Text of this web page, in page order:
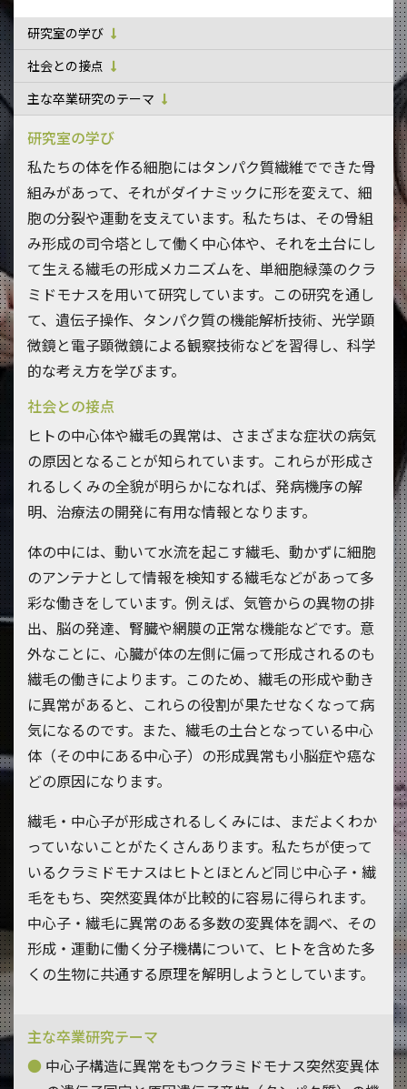
研究室の学び
社会との接点
主な卒業研究のテーマ
研究室の学び
私たちの体を作る細胞にはタンパク質繊維でできた骨
組みがあって、それがダイナミックに形を変えて、細
胞の分裂や運動を支えています。私たちは、その骨組
み形成の司令塔として働く中心体や、それを土台にし
て生える繊毛の形成メカニズムを、単細胞緑藻のクラ
ミドモナスを用いて研究しています。この研究を通し
て、遺伝子操作、タンパク質の機能解析技術、光学顕
微鏡と電子顕微鏡による観察技術などを習得し、科学
的な考え方を学びます。
社会との接点
ヒトの中心体や繊毛の異常は、さまざまな症状の病気
の原因となることが知られています。これらが形成さ
れるしくみの全貌が明らかになれば、発病機序の解
明、治療法の開発に有用な情報となります。
体の中には、動いて水流を起こす繊毛、動かずに細胞
のアンテナとして情報を検知する繊毛などがあって多
彩な働きをしています。例えば、気管からの異物の排
出、脳の発達、腎臓や網膜の正常な機能などです。意
外なことに、心臓が体の左側に偏って形成されるのも
繊毛の働きによります。このため、繊毛の形成や動き
に異常があると、これらの役割が果たせなくなって病
気になるのです。また、繊毛の土台となっている中心
体（その中にある中心子）の形成異常も小脳症や癌な
どの原因になります。
繊毛・中心子が形成されるしくみには、まだよくわか
っていないことがたくさんあります。私たちが使って
いるクラミドモナスはヒトとほとんど同じ中心子・繊
毛をもち、突然変異体が比較的に容易に得られます。
中心子・繊毛に異常のある多数の変異体を調べ、その
形成・運動に働く分子機構について、ヒトを含めた多
くの生物に共通する原理を解明しようとしています。
主な卒業研究テーマ
中心子構造に異常をもつクラミドモナス突然変異体